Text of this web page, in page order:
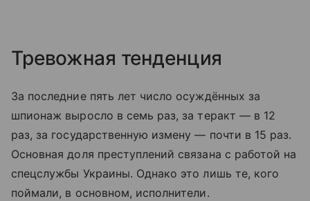
Тревожная тенденция
За последние пять лет число осуждённых за
шпионаж выросло в семь раз, за теракт — в 12
раз, за государственную измену — почти в 15 раз.
Основная доля преступлений связана с работой на
спецслужбы Украины. Однако это лишь те, кого
поймали, в основном, исполнители.